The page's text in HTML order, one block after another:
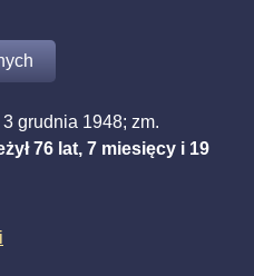
grudnia 1948; zm.
76 lat, 7 miesięcy i 19